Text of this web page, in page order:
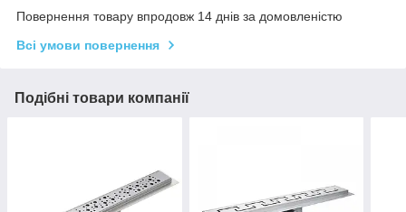
Повернення товару впродовж 14 днів за домовленістю
Всі умови повернення
Подібні товари компанії